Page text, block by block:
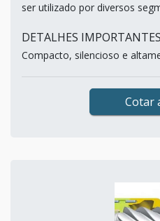
ser utilizado por diversos
DETALHES
Compacto, silencioso e
Cotar